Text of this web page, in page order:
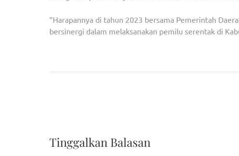
“Harapannya di tahun 2023 bersama Pemerintah
bersinergi dalam melaksanakan pemilu serentak di
Tinggalkan Balasan